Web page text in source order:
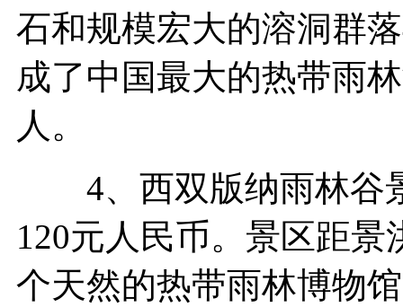
石和规模宏大的溶洞群
成了中国最大的热带雨
人。
4、西双版纳雨林谷
120元人民币。景区距景
个天然的热带雨林博物